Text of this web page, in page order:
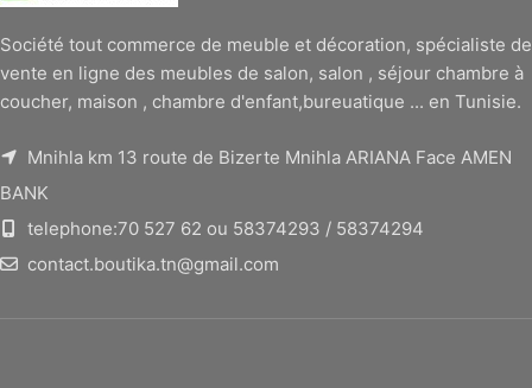
Société tout commerce de meuble et décoration, spécialiste de
vente en ligne des meubles de salon, salon , séjour chambre à
coucher, maison , chambre d'enfant,bureuatique ... en Tunisie.
Mnihla km 13 route de Bizerte Mnihla ARIANA Face AMEN
BANK
telephone:70 527 62 ou 58374293 / 58374294
contact.boutika.tn@gmail.com